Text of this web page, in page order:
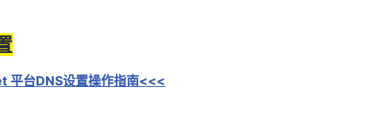
台DNS设置操作指南<<<